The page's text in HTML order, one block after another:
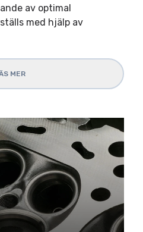
av optimal
med hjälp av
MER